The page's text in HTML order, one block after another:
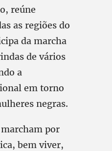
reúne
as regiões do
da marcha
de vários
a
em torno
negras.
por
bem viver,